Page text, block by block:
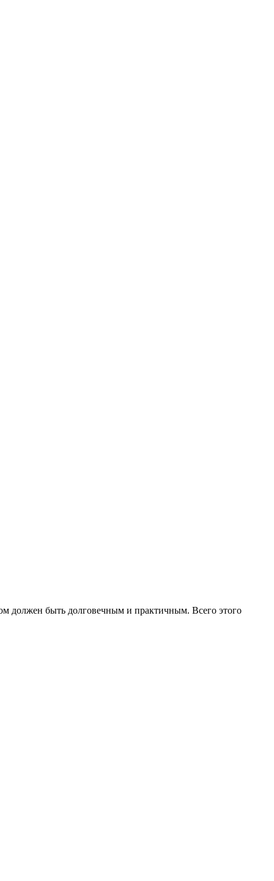
должен быть долговечным и практичным. Всего этого